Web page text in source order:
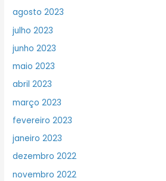
agosto 2023
julho 2023
junho 2023
maio 2023
abril 2023
março 2023
fevereiro 2023
janeiro 2023
dezembro 2022
novembro 2022